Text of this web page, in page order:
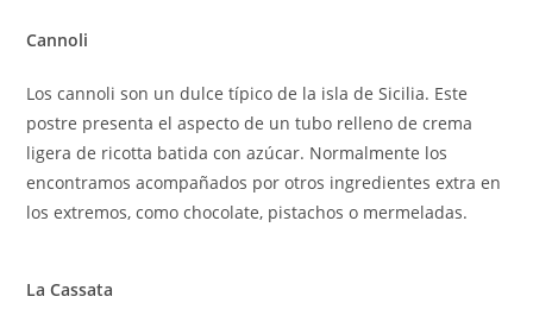
Cannoli
Los cannoli son un dulce típico de la isla de Sicilia. Este
postre presenta el aspecto de un tubo relleno de crema
ligera de ricotta batida con azúcar. Normalmente los
encontramos acompañados por otros ingredientes extra en
los extremos, como chocolate, pistachos o mermeladas.
La Cassata